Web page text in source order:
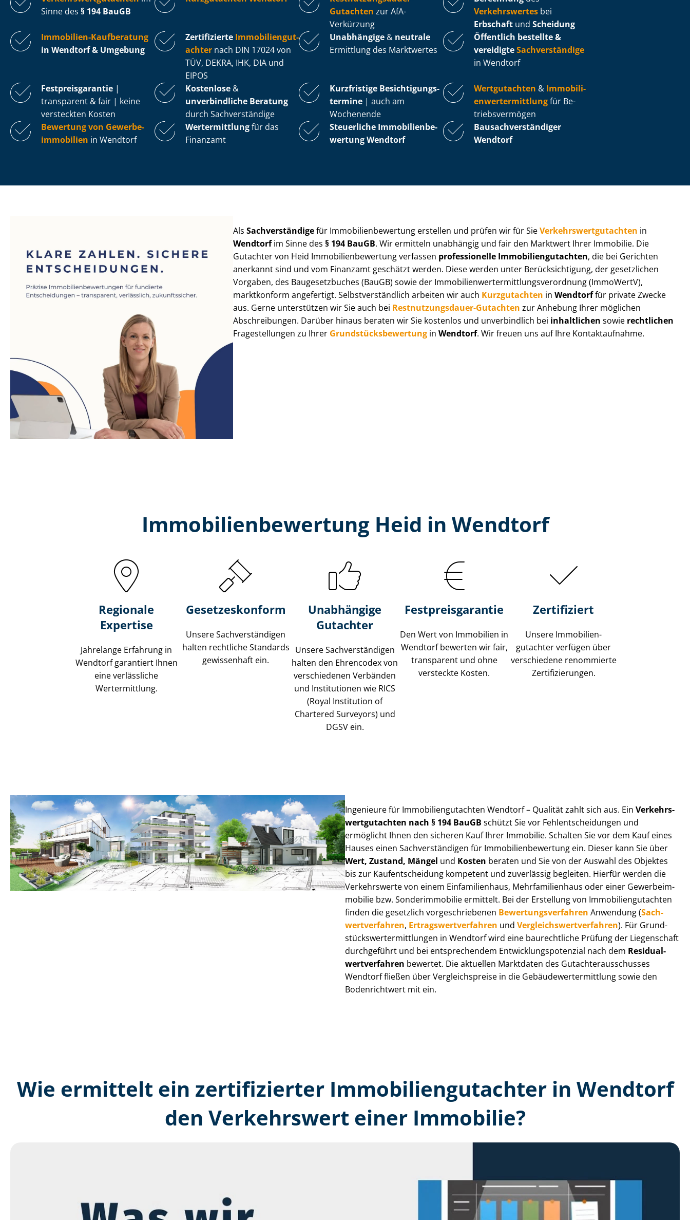
Sinne des § 194 BauGB
Gutachten zur AfA-
Verkürzung
Verkehrswertes bei
Erbschaft und Scheidung
Immobilien-Kaufberatung
in Wendtorf & Umgebung
Zertifizierte Im­mo­bi­li­en­gut­
ach­ter nach DIN 17024 von
TÜV, DEKRA, IHK, DIA und
EIPOS
Unabhängige & neutrale
Ermittlung des Marktwertes
Öffentlich bestellte &
vereidigteSachverständige
in Wendtorf
Fest­preis­ga­ran­tie |
transparent & fair | keine
versteckten Kosten
Kostenlose &
unverbindliche Beratung
durch Sachverständige
Kurzfristige Be­sich­ti­gungs­
ter­mi­ne | auch am
Wochenende
Wertgutachten & Im­mo­bi­li­
en­wert­ermitt­lungfür Be­
triebs­ver­mö­gen
Bewertung von Ge­wer­be­
im­mo­bi­li­en in Wendtorf
Wertermittlungfür das
Finanzamt
Steuerliche Im­mo­bi­li­en­be­
wer­tungWendtorf
Bau­sach­ver­stän­di­ger
Wendtorf
AlsSachverständigefür Im­mo­bi­li­en­be­wer­tung erstellen und prüfen wir für SieVer­kehrs­wert­gut­ach­ten in
Wendtorfim Sinne des§ 194 BauGB. Wir ermitteln unabhängig und fair den Marktwert Ihrer Immobilie. Die
Gutachter von Heid Im­mo­bi­li­en­be­wer­tung verfassen professionelle Im­mo­bi­li­en­gut­ach­ten, die bei Gerichten
anerkannt sind und vom Finanzamt geschätzt werden. Diese werden unter Be­rück­sich­ti­gung, der gesetzlichen
Vorgaben, des Baugesetzbuches (BauGB) sowie der Im­mo­bi­li­en­wert­ermitt­lungs­ver­ord­nung (ImmoWertV),
marktkonform angefertigt. Selbst­ver­ständ­lich arbeiten wir auch Kurzgutachten in Wendtorffür private Zwecke
aus. Gerne unterstützen wir Sie auch bei Rest­nut­zungs­dau­er-Gutachten zur Anhebung Ihrer möglichen
Abschreibungen. Darüber hinaus beraten wir Sie kostenlos und unverbindlich bei inhaltlichen sowie rechtlichen
Fragestellungen zu Ihrer Grund­stücks­be­wer­tung inWendtorf. Wir freuen uns auf Ihre Kontaktaufnahme.
Immobilien­bewertung Heid in Wendtorf
Regionale
Expertise
Jahrelange Erfahrung in
Wendtorf garantiert Ihnen
eine verlässliche
Wertermittlung.
Gesetzes­konform
Unsere Sach­ver­stän­di­gen
halten rechtliche Standards
gewissenhaft ein.
Unabhängige
Gutachter
Unsere Sach­ver­stän­di­gen
halten den Ehrencodex von
verschiedenen Verbänden
und Institutionen wie RICS
(Royal Institution of
Chartered Surveyors) und
DGSV ein.
Festpreis​garantie
Den Wert von Immobilien in
Wendtorf bewerten wir fair,
transparent und ohne
versteckte Kosten.
Zertifiziert
Unsere Immobilien­
gutachter verfügen über
verschiedene renommierte
Zer­ti­fi­zie­run­gen.
Ingenieure für Im­mo­bi­li­en­gut­ach­ten Wendtorf – Qualität zahlt sich aus. Ein Ver­kehrs­
wert­gut­ach­ten nach § 194 BauGB schützt Sie vor Fehl­ent­schei­dun­gen und
ermöglicht Ihnen den sicheren Kauf Ihrer Immobilie. Schalten Sie vor dem Kauf eines
Hauses einen Sach­ver­stän­di­gen für Im­mo­bi­li­en­be­wer­tung ein. Dieser kann Sie über
Wert, Zustand, Mängel und Kosten beraten und Sie von der Auswahl des Objektes
bis zur Kauf­ent­schei­dung kompetent und zuverlässig begleiten. Hierfür werden die
Verkehrswerte von einem Einfamilienhaus, Mehr­fa­mi­li­en­haus oder einer Ge­wer­be­im­
mo­bi­lie bzw. Sonderimmobilie ermittelt. Bei der Erstellung von Im­mo­bi­li­en­gut­ach­ten
finden die gesetzlich vor­ge­schrie­be­nen Be­wer­tungs­ver­fah­ren Anwendung (Sach­
wert­ver­fah­ren, Er­trags­wert­ver­fah­ren und Ver­gleichs­wert­ver­fah­ren). Für Grund­
stücks­wert­ermitt­lun­gen in Wendtorf wird eine baurechtliche Prüfung der Liegenschaft
durchgeführt und bei entsprechendem Ent­wick­lungs­po­ten­zi­al nach dem Re­si­du­al­
wert­ver­fah­ren bewertet. Die aktuellen Marktdaten des Gut­ach­ter­aus­schus­ses
Wendtorf fließen über Ver­gleichs­prei­se in die Ge­bäu­de­wert­ermitt­lung sowie den
Bodenrichtwert mit ein.
Wie ermittelt ein zertifizierter Immobilien­gutachter in Wendtorf
den Verkehrswert einer Immobilie?